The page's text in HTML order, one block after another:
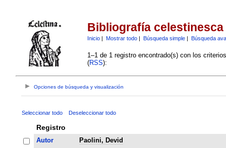
Bibliografía celestinesca
Inicio| Mostrar todo| Búsqueda simple| Búsqueda
1–1 de 1 registro encontrado(s) con los
(RSS):
Opciones de búsqueda y visualización
Seleccionar todo Deseleccionar todo
Registro
Autor
Paolini, Devid